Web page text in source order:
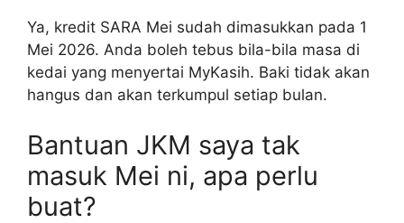
Ya, kredit SARA Mei sudah dimasukkan pada 1
Mei 2026. Anda boleh tebus bila-bila masa di
kedai yang menyertai MyKasih. Baki tidak akan
hangus dan akan terkumpul setiap bulan.
Bantuan JKM saya tak
masuk Mei ni, apa perlu
buat?